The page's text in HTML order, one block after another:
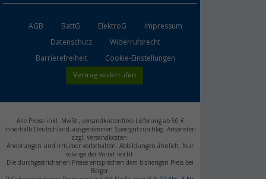
AGB BattG ElektroG
Impressum
Datenschutz
Widerrufsrecht
Barrierefreiheit
Cookie-Einstellungen
Vertrag widerrufen
Alle Preise inkl. MwSt., versandkostenfreie Lieferung ab 50 €
innerhalb Deutschland, ausgenommen Sperrgutzuschlag. Ansonsten
zzgl. Versandkosten.
Änderungen und Irrtümer vorbehalten. Abbildungen ähnlich. Nur
solange der Vorrat reicht.
Die durchgestrichenen Preise entsprechen dem bisherigen Preis bei
Berger.
1)